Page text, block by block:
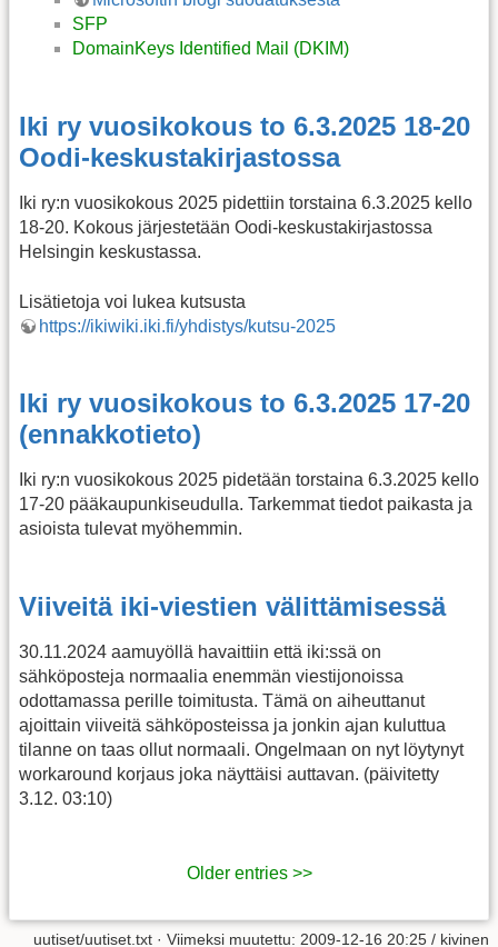
SFP
DomainKeys Identified Mail (DKIM)
Iki ry vuosikokous to 6.3.2025 18-20
Oodi-keskustakirjastossa
Iki ry:n vuosikokous 2025 pidettiin torstaina 6.3.2025 kello
18-20. Kokous järjestetään Oodi-keskustakirjastossa
Helsingin keskustassa.
Lisätietoja voi lukea kutsusta
https://ikiwiki.iki.fi/yhdistys/kutsu-2025
Iki ry vuosikokous to 6.3.2025 17-20
(ennakkotieto)
Iki ry:n vuosikokous 2025 pidetään torstaina 6.3.2025 kello
17-20 pääkaupunkiseudulla. Tarkemmat tiedot paikasta ja
asioista tulevat myöhemmin.
Viiveitä iki-viestien välittämisessä
30.11.2024 aamuyöllä havaittiin että iki:ssä on
sähköposteja normaalia enemmän viestijonoissa
odottamassa perille toimitusta. Tämä on aiheuttanut
ajoittain viiveitä sähköposteissa ja jonkin ajan kuluttua
tilanne on taas ollut normaali. Ongelmaan on nyt löytynyt
workaround korjaus joka näyttäisi auttavan. (päivitetty
3.12. 03:10)
Older entries >>
uutiset/uutiset.txt · Viimeksi muutettu: 2009-12-16 20:25 / kivinen